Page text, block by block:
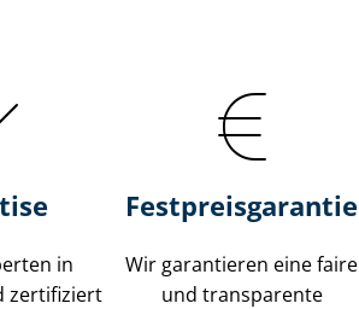
in
zertifiziert
Fest­preis­ga­ran­tie
Wir garantieren eine faire
und transparente